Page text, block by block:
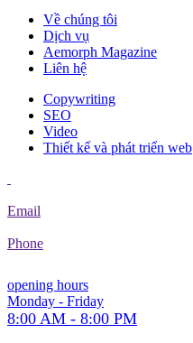
Về chúng tôi
Dịch vụ
Aemorph Magazine
Liên hệ
Copywriting
SEO
Video
Thiết kế và phát triển web
Email
Phone
opening hours
Monday - Friday
8:00 AM - 8:00 PM